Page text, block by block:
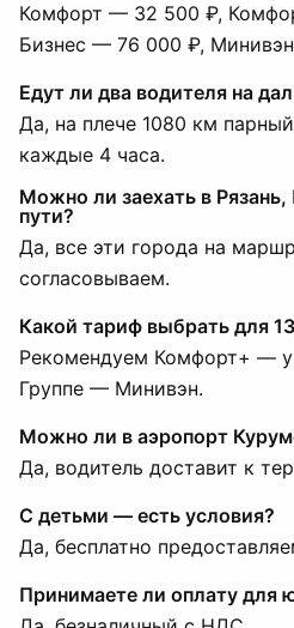
Комфорт — 32 500 ₽,
Бизнес — 76 000 ₽,
Едут ли два водителя на
Да, на плече 1080 км
каждые 4 часа.
Можно ли заехать в
пути?
Да, все эти города на
согласовываем.
Какой тариф выбрать для
Рекомендуем Комфорт+ —
Группе — Минивэн.
Можно ли в аэропорт
Да, водитель доставит к
С детьми — есть условия?
Да, бесплатно
Принимаете ли оплату для